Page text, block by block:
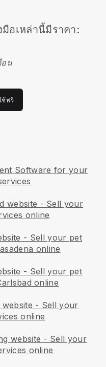
มือเหล่านี้มีราคา:
อน
ช้ฟรี
Software for your
website - Sell your
online
- Sell your pet
online
- Sell your pet
online
- Sell your
online
website - Sell your
online